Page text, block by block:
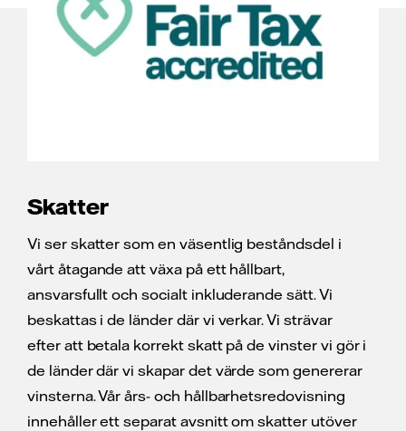
Skatter
Vi ser skatter som en väsentlig beståndsdel i
vårt åtagande att växa på ett hållbart,
ansvarsfullt och socialt inkluderande sätt. Vi
beskattas i de länder där vi verkar. Vi strävar
efter att betala korrekt skatt på de vinster vi gör i
de länder där vi skapar det värde som genererar
vinsterna. Vår års- och hållbarhetsredovisning
innehåller ett separat avsnitt om skatter utöver